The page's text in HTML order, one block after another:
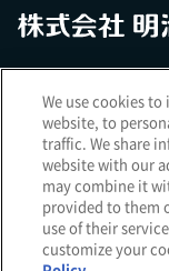
アクセシビリティへ
Cookie Settings
明治ホールディング
Meiji Seika ファルマ
We use cookies
website, to
traffic. We share
website with our
may combine it
provided to them
use of their
customize your